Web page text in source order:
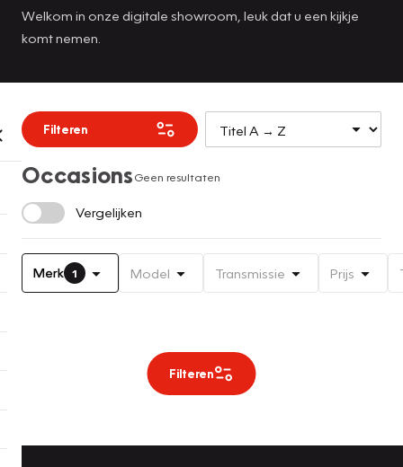
Welkom in onze digitale showroom, leuk dat u een kijkje
komt nemen.
Filteren
OccasionsGeen resultaten
Vergelijken
Merk 1 Model Transmissie Prijs
Filteren